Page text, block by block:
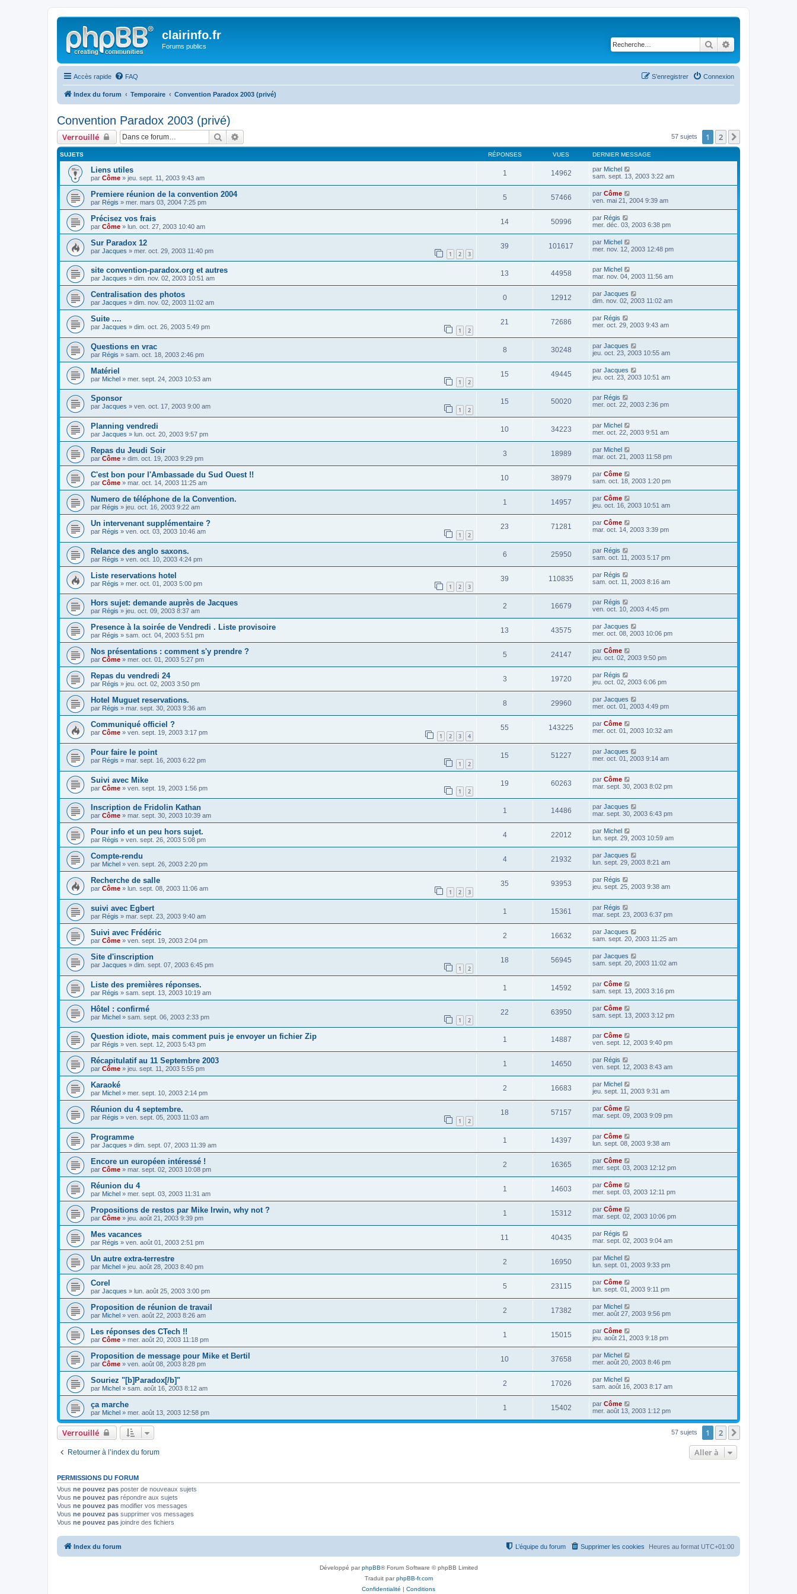
clairinfo.fr
Forums publics Rechercher
Accès rapide FAQ Connexion
S’enregistrer
Index du forum Temporaire Convention Paradox 2003 (privé)
Convention Paradox 2003 (privé)
Verrouillé Rechercher 57 sujets 1 2
SUJETS RÉPONSES VUES DERNIER MESSAGE
Liens utiles
par Côme » jeu. sept. 11, 2003 9:43 am
1 14962 par Michel
sam. sept. 13, 2003 3:22 am
Premiere réunion de la convention 2004
par Régis » mer. mars 03, 2004 7:25 pm
5 57466 par Côme
ven. mai 21, 2004 9:39 am
Précisez vos frais
par Côme » lun. oct. 27, 2003 10:40 am
14 50996 par Régis
mer. déc. 03, 2003 6:38 pm
Sur Paradox 12
par Jacques » mer. oct. 29, 2003 11:40 pm 1 2 3
39 101617 par Michel
mer. nov. 12, 2003 12:48 pm
site convention-paradox.org et autres
par Jacques » dim. nov. 02, 2003 10:51 am
13 44958 par Michel
mar. nov. 04, 2003 11:56 am
Centralisation des photos
par Jacques » dim. nov. 02, 2003 11:02 am
0 12912 par Jacques
dim. nov. 02, 2003 11:02 am
Suite ....
par Jacques » dim. oct. 26, 2003 5:49 pm 1 2
21 72686 par Régis
mer. oct. 29, 2003 9:43 am
Questions en vrac
par Régis » sam. oct. 18, 2003 2:46 pm
8 30248 par Jacques
jeu. oct. 23, 2003 10:55 am
Matériel
par Michel » mer. sept. 24, 2003 10:53 am 1 2
15 49445 par Jacques
jeu. oct. 23, 2003 10:51 am
Sponsor
par Jacques » ven. oct. 17, 2003 9:00 am 1 2
15 50020 par Régis
mer. oct. 22, 2003 2:36 pm
Planning vendredi
par Jacques » lun. oct. 20, 2003 9:57 pm
10 34223 par Michel
mer. oct. 22, 2003 9:51 am
Repas du Jeudi Soir
par Côme » dim. oct. 19, 2003 9:29 pm
3 18989 par Michel
mar. oct. 21, 2003 11:58 pm
C'est bon pour l'Ambassade du Sud Ouest !!
par Côme » mar. oct. 14, 2003 11:25 am
10 38979 par Côme
sam. oct. 18, 2003 1:20 pm
Numero de téléphone de la Convention.
par Régis » jeu. oct. 16, 2003 9:22 am
1 14957 par Côme
jeu. oct. 16, 2003 10:51 am
Un intervenant supplémentaire ?
par Régis » ven. oct. 03, 2003 10:46 am 1 2
23 71281 par Côme
mar. oct. 14, 2003 3:39 pm
Relance des anglo saxons.
par Régis » ven. oct. 10, 2003 4:24 pm
6 25950 par Régis
sam. oct. 11, 2003 5:17 pm
Liste reservations hotel
par Régis » mer. oct. 01, 2003 5:00 pm 1 2 3
39 110835 par Régis
sam. oct. 11, 2003 8:16 am
Hors sujet: demande auprès de Jacques
par Régis » jeu. oct. 09, 2003 8:37 am
2 16679 par Régis
ven. oct. 10, 2003 4:45 pm
Presence à la soirée de Vendredi . Liste provisoire
par Régis » sam. oct. 04, 2003 5:51 pm
13 43575 par Jacques
mer. oct. 08, 2003 10:06 pm
Nos présentations : comment s'y prendre ?
par Côme » mer. oct. 01, 2003 5:27 pm
5 24147 par Côme
jeu. oct. 02, 2003 9:50 pm
Repas du vendredi 24
par Régis » jeu. oct. 02, 2003 3:50 pm
3 19720 par Régis
jeu. oct. 02, 2003 6:06 pm
Hotel Muguet reservations.
par Régis » mar. sept. 30, 2003 9:36 am
8 29960 par Jacques
mer. oct. 01, 2003 4:49 pm
Communiqué officiel ?
par Côme » ven. sept. 19, 2003 3:17 pm 1 2 3 4
55 143225 par Côme
mer. oct. 01, 2003 10:32 am
Pour faire le point
par Régis » mar. sept. 16, 2003 6:22 pm 1 2
15 51227 par Jacques
mer. oct. 01, 2003 9:14 am
Suivi avec Mike
par Côme » ven. sept. 19, 2003 1:56 pm 1 2
19 60263 par Côme
mar. sept. 30, 2003 8:02 pm
Inscription de Fridolin Kathan
par Côme » mar. sept. 30, 2003 10:39 am
1 14486 par Jacques
mar. sept. 30, 2003 6:43 pm
Pour info et un peu hors sujet.
par Régis » ven. sept. 26, 2003 5:08 pm
4 22012 par Michel
lun. sept. 29, 2003 10:59 am
Compte-rendu
par Michel » ven. sept. 26, 2003 2:20 pm
4 21932 par Jacques
lun. sept. 29, 2003 8:21 am
Recherche de salle
par Côme » lun. sept. 08, 2003 11:06 am 1 2 3
35 93953 par Régis
jeu. sept. 25, 2003 9:38 am
suivi avec Egbert
par Régis » mar. sept. 23, 2003 9:40 am
1 15361 par Régis
mar. sept. 23, 2003 6:37 pm
Suivi avec Frédéric
par Côme » ven. sept. 19, 2003 2:04 pm
2 16632 par Jacques
sam. sept. 20, 2003 11:25 am
Site d'inscription
par Jacques » dim. sept. 07, 2003 6:45 pm 1 2
18 56945 par Jacques
sam. sept. 20, 2003 11:02 am
Liste des premières réponses.
par Régis » sam. sept. 13, 2003 10:19 am
1 14592 par Côme
sam. sept. 13, 2003 3:16 pm
Hôtel : confirmé
par Michel » sam. sept. 06, 2003 2:33 pm 1 2
22 63950 par Côme
sam. sept. 13, 2003 3:12 pm
Question idiote, mais comment puis je envoyer un fichier Zip
par Régis » ven. sept. 12, 2003 5:43 pm
1 14887 par Côme
ven. sept. 12, 2003 9:40 pm
Récapitulatif au 11 Septembre 2003
par Côme » jeu. sept. 11, 2003 5:55 pm
1 14650 par Régis
ven. sept. 12, 2003 8:43 am
Karaoké
par Michel » mer. sept. 10, 2003 2:14 pm
2 16683 par Michel
jeu. sept. 11, 2003 9:31 am
Réunion du 4 septembre.
par Régis » ven. sept. 05, 2003 11:03 am 1 2
18 57157 par Côme
mar. sept. 09, 2003 9:09 pm
Programme
par Jacques » dim. sept. 07, 2003 11:39 am
1 14397 par Côme
lun. sept. 08, 2003 9:38 am
Encore un européen intéressé !
par Côme » mar. sept. 02, 2003 10:08 pm
2 16365 par Côme
mer. sept. 03, 2003 12:12 pm
Réunion du 4
par Michel » mer. sept. 03, 2003 11:31 am
1 14603 par Côme
mer. sept. 03, 2003 12:11 pm
Propositions de restos par Mike Irwin, why not ?
par Côme » jeu. août 21, 2003 9:39 pm
1 15312 par Côme
mar. sept. 02, 2003 10:06 pm
Mes vacances
par Régis » ven. août 01, 2003 2:51 pm
11 40435 par Régis
mar. sept. 02, 2003 9:04 am
Un autre extra-terrestre
par Michel » jeu. août 28, 2003 8:40 pm
2 16950 par Michel
lun. sept. 01, 2003 9:33 pm
Corel
par Jacques » lun. août 25, 2003 3:00 pm
5 23115 par Côme
lun. sept. 01, 2003 9:11 pm
Proposition de réunion de travail
par Michel » ven. août 22, 2003 8:26 am
2 17382 par Michel
mer. août 27, 2003 9:56 pm
Les réponses des CTech !!
par Côme » mer. août 20, 2003 11:18 pm
1 15015 par Côme
jeu. août 21, 2003 9:18 pm
Proposition de message pour Mike et Bertil
par Côme » ven. août 08, 2003 8:28 pm
10 37658 par Michel
mer. août 20, 2003 8:46 pm
Souriez "[b]Paradox[/b]"
par Michel » sam. août 16, 2003 8:12 am
2 17026 par Michel
sam. août 16, 2003 8:17 am
ça marche
par Michel » mer. août 13, 2003 12:58 pm
1 15402 par Côme
mer. août 13, 2003 1:12 pm
Verrouillé 57 sujets 1 2
Retourner à l’index du forum Aller à
PERMISSIONS DU FORUM
Vous ne pouvez pas poster de nouveaux sujets
Vous ne pouvez pas répondre aux sujets
Vous ne pouvez pas modifier vos messages
Vous ne pouvez pas supprimer vos messages
Vous ne pouvez pas joindre des fichiers
Index du forum Heures au format UTC+01:00
Supprimer les cookies
L’équipe du forum
Développé parphpBB® Forum Software © phpBB Limited
Traduit parphpBB-fr.com
Confidentialité | Conditions